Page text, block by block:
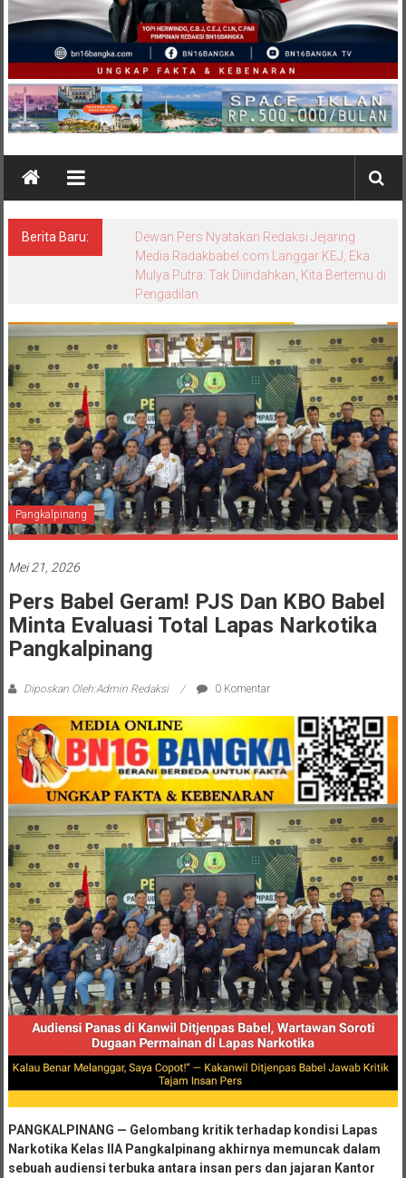
Berita Baru:
Bungkam Saat Dikonfirmasi, Sikap Kanit
Tipidter Polres Bangka Barat Memicu
Pertanyaan: Equality Before the Law
Dipertanyakan
Pangkalpinang
Mei 21, 2026
Pers Babel Geram! PJS Dan KBO Babel
Minta Evaluasi Total Lapas Narkotika
Pangkalpinang
Diposkan Oleh:Admin Redaksi 0 Komentar
PANGKALPINANG — Gelombang kritik terhadap kondisi Lapas
Narkotika Kelas IIA Pangkalpinang akhirnya memuncak dalam
sebuah audiensi terbuka antara insan pers dan jajaran Kantor